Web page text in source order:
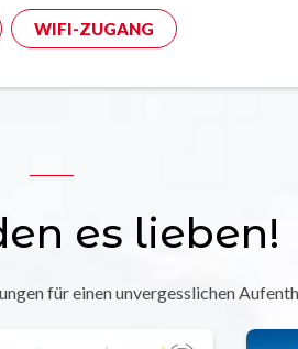
WIFI-ZUGANG
es lieben!
für einen unvergesslichen